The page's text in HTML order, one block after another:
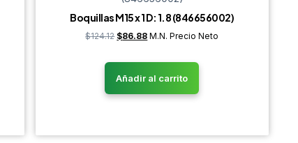
Boquillas M15 x 1 D: 1.8 (846656002)
$124.12 $86.88 M.N. Precio Neto
Añadir al carrito